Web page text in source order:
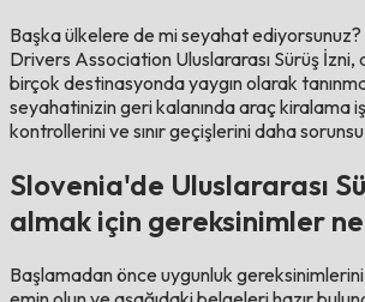
Başka ülkelere de mi seyahat ediyorsunuz?
Drivers Association Uluslararası Sürüş İzni,
birçok destinasyonda yaygın olarak
seyahatinizin geri kalanında araç kiralama
kontrollerini ve sınır geçişlerini daha
Slovenia'de Uluslararası
almak için gereksinimler
Başlamadan önce uygunluk gereksinimlerini